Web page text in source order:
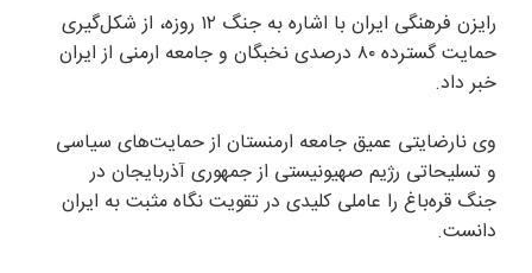
رایزن فرهنگی ایران با اشاره به جنگ ۱۲ روزه، از شکل‌گیری
حمایت گسترده ۸۰ درصدی نخبگان و جامعه ارمنی از ایران
خبر داد.
وی نارضایتی عمیق جامعه ارمنستان از حمایت‌های سیاسی
و تسلیحاتی رژیم صهیونیستی از جمهوری آذربایجان در
جنگ قره‌باغ را عاملی کلیدی در تقویت نگاه مثبت به ایران
دانست.